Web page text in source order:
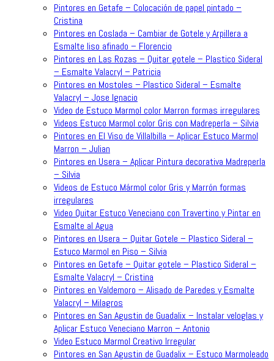
Pintores en Getafe – Colocación de papel pintado –
Cristina
Pintores en Coslada – Cambiar de Gotele y Arpillera a
Esmalte liso afinado – Florencio
Pintores en Las Rozas – Quitar gotele – Plastico Sideral
– Esmalte Valacryl – Patricia
Pintores en Mostoles – Plastico Sideral – Esmalte
Valacryl – Jose Ignacio
Video de Estuco Marmol color Marron formas irregulares
Videos Estuco Marmol color Gris con Madreperla – Silvia
Pintores en El Viso de Villalbilla – Aplicar Estuco Marmol
Marron – Julian
Pintores en Usera – Aplicar Pintura decorativa Madreperla
– Silvia
Videos de Estuco Mármol color Gris y Marrón formas
irregulares
Video Quitar Estuco Veneciano con Travertino y Pintar en
Esmalte al Agua
Pintores en Usera – Quitar Gotele – Plastico Sideral –
Estuco Marmol en Piso – Silvia
Pintores en Getafe – Quitar gotele – Plastico Sideral –
Esmalte Valacryl – Cristina
Pintores en Valdemoro – Alisado de Paredes y Esmalte
Valacryl – Milagros
Pintores en San Agustin de Guadalix – Instalar veloglas y
Aplicar Estuco Veneciano Marron – Antonio
Video Estuco Marmol Creativo Irregular
Pintores en San Agustin de Guadalix – Estuco Marmoleado